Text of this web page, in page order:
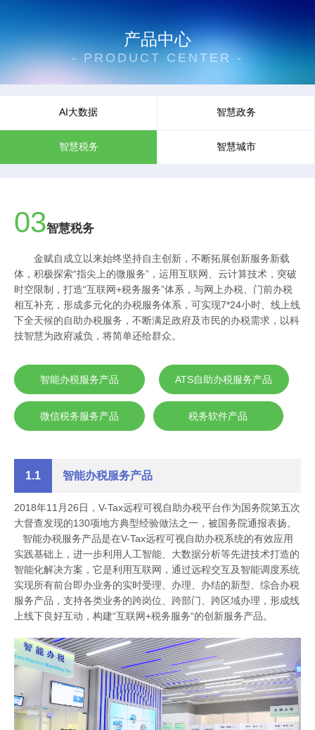
产品中心
- PRODUCT CENTER -
AI大数据 智慧政务
智慧税务 智慧城市
03智慧税务
金赋自成立以来始终坚持自主创新，不断拓展创新服务新载
体，积极探索“指尖上的微服务”，运用互联网、云计算技术，突破
时空限制，打造“互联网+税务服务”体系，与网上办税、门前办税
相互补充，形成多元化的办税服务体系，可实现7*24小时、线上线
下全天候的自助办税服务，不断满足政府及市民的办税需求，以科
技智慧为政府减负，将简单还给群众。
智能办税服务产品 ATS自助办税服务产品
微信税务服务产品 税务软件产品
1.1 智能办税服务产品
2018年11月26日，V-Tax远程可视自助办税平台作为国务院第五次
大督查发现的130项地方典型经验做法之一，被国务院通报表扬。
智能办税服务产品是在V-Tax远程可视自助办税系统的有效应用
实践基础上，进一步利用人工智能、大数据分析等先进技术打造的
智能化解决方案，它是利用互联网，通过远程交互及智能调度系统
实现所有前台即办业务的实时受理、办理、办结的新型、综合办税
服务产品，支持各类业务的跨岗位、跨部门、跨区域办理，形成线
上线下良好互动，构建“互联网+税务服务“的创新服务产品。